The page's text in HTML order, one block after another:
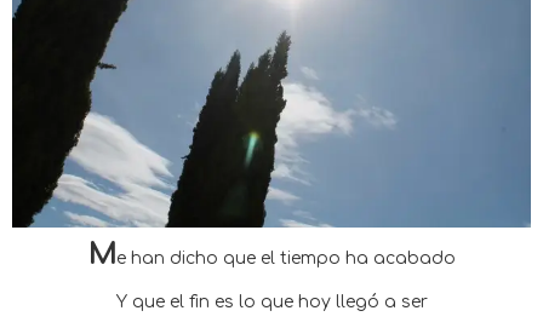
Me han dicho que el tiempo ha acabado
Y que el fin es lo que hoy llegó a ser